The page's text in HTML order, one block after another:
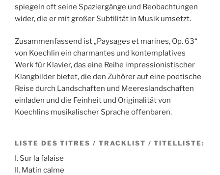
spiegeln oft seine Spaziergänge und Beobachtungen
wider, die er mit großer Subtilität in Musik umsetzt.
Zusammenfassend ist „Paysages et marines, Op. 63“
von Koechlin ein charmantes und kontemplatives
Werk für Klavier, das eine Reihe impressionistischer
Klangbilder bietet, die den Zuhörer auf eine poetische
Reise durch Landschaften und Meereslandschaften
einladen und die Feinheit und Originalität von
Koechlins musikalischer Sprache offenbaren.
LISTE DES TITRES / TRACKLIST / TITELLISTE:
I. Sur la falaise
II. Matin calme